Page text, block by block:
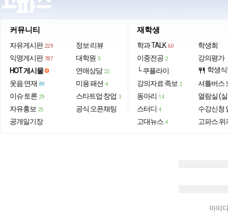
커뮤니티
자유게시판 229
익명게시판 787
HOT 게시물
웃음·연재 89
이슈·토론 29
자유홍보 25
공개일기장
정보·리뷰
대학원 3
연애상담 22
미용·패션 4
스타트업·창업 3
공식 오픈채팅
재학생
학과 TALK 60
이중전공 2
└ 쿠플라이
강의자료·족보 2
동아리 14
스터디 4
고대뉴스 4
학생회
강의평가
restaurant 학생
셔틀버스
열람실 (
수강신청
고파스 위
아이